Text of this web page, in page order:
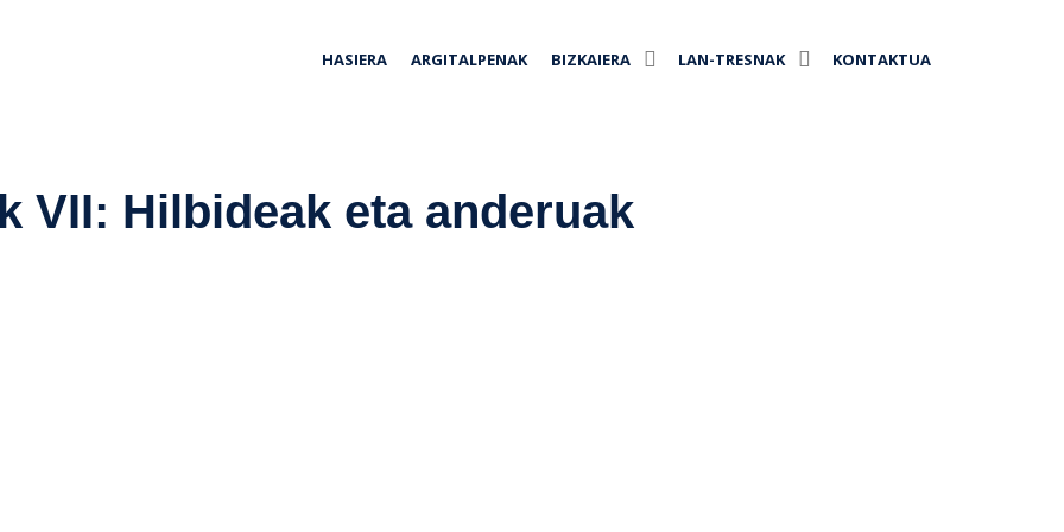
HASIERA ARGITALPENAK BIZKAIERA LAN-TRESNAK KONTAKTUA
VII: Hilbideak eta anderuak